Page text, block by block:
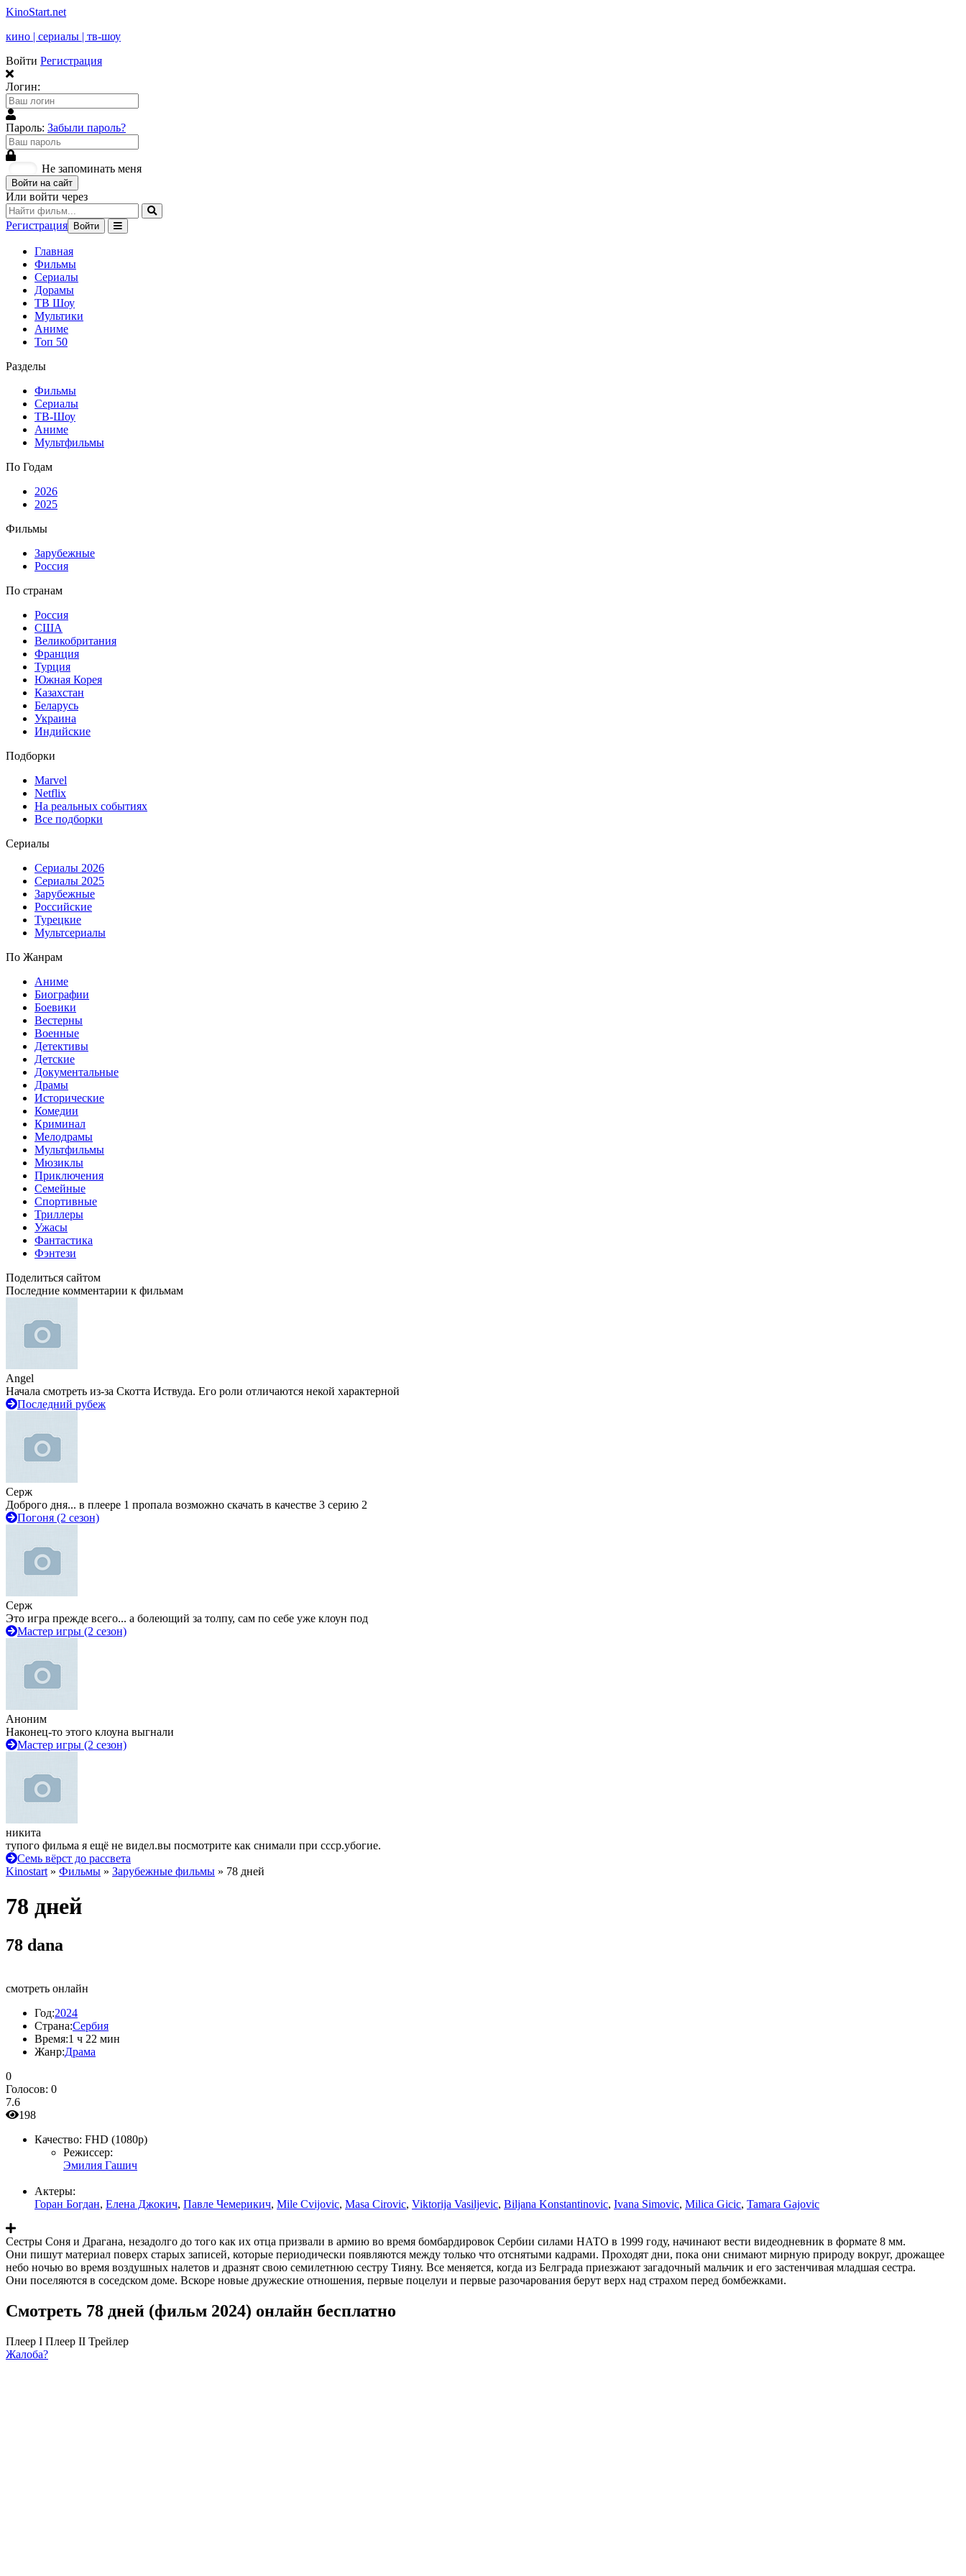
KinoStart.net
кино | сериалы | тв-шоу
Войти Регистрация
Логин:
Пароль: Забыли пароль?
Не запоминать меня
Войти на сайт
Или войти через
Регистрация Войти
Главная
Фильмы
Сериалы
Дорамы
ТВ Шоу
Мультики
Аниме
Топ 50
Разделы
Фильмы
Сериалы
ТВ-Шоу
Аниме
Мультфильмы
По Годам
2026
2025
Фильмы
Зарубежные
Россия
По странам
Россия
США
Великобритания
Франция
Турция
Южная Корея
Казахстан
Беларусь
Украина
Индийские
Подборки
Marvel
Netflix
На реальных событиях
Все подборки
Сериалы
Сериалы 2026
Сериалы 2025
Зарубежные
Российские
Турецкие
Мультсериалы
По Жанрам
Аниме
Биографии
Боевики
Вестерны
Военные
Детективы
Детские
Документальные
Драмы
Исторические
Комедии
Криминал
Мелодрамы
Мультфильмы
Мюзиклы
Приключения
Семейные
Спортивные
Триллеры
Ужасы
Фантастика
Фэнтези
Поделиться сайтом
Последние комментарии к фильмам
Angel
Начала смотреть из-за Скотта Иствуда. Его роли отличаются некой характерной
Последний рубеж
Серж
Доброго дня... в плеере 1 пропала возможно скачать в качестве 3 серию 2
Погоня (2 сезон)
Серж
Это игра прежде всего... а болеющий за толпу, сам по себе уже клоун под
Мастер игры (2 сезон)
Аноним
Наконец-то этого клоуна выгнали
Мастер игры (2 сезон)
никита
тупого фильма я ещё не видел.вы посмотрите как снимали при ссср.убогие.
Семь вёрст до рассвета
Kinostart » Фильмы » Зарубежные фильмы » 78 дней
78 дней
78 dana
смотреть онлайн
Год:2024
Страна:Сербия
Время:1 ч 22 мин
Жанр:Драма
0
Голосов: 0
7.6
198
Качество: FHD (1080p)
Режиссер:
Эмилия Гашич
Актеры:
Горан Богдан, Елена Джокич, Павле Чемерикич, Mile Cvijovic, Masa Cirovic, Viktorija Vasiljevic, Biljana Konstantinovic, Ivana Simovic, Milica Gicic, Tamara Gajovic
Сестры Соня и Драгана, незадолго до того как их отца призвали в армию во время бомбардировок Сербии силами НАТО в 1999 году, начинают вести видеодневник в формате 8 мм.
Они пишут материал поверх старых записей, которые периодически появляются между только что отснятыми кадрами. Проходят дни, пока они снимают мирную природу вокруг, дрожащее
небо ночью во время воздушных налетов и дразнят свою семилетнюю сестру Тияну. Все меняется, когда из Белграда приезжают загадочный мальчик и его застенчивая младшая сестра.
Они поселяются в соседском доме. Вскоре новые дружеские отношения, первые поцелуи и первые разочарования берут верх над страхом перед бомбежками.
Смотреть 78 дней (фильм 2024) онлайн бесплатно
Плеер I Плеер II Трейлер
Жалоба?